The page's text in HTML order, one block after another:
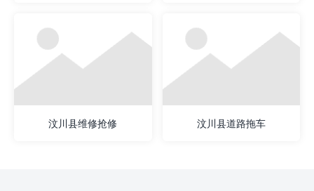
汶川县维修抢修 汶川县道路拖车